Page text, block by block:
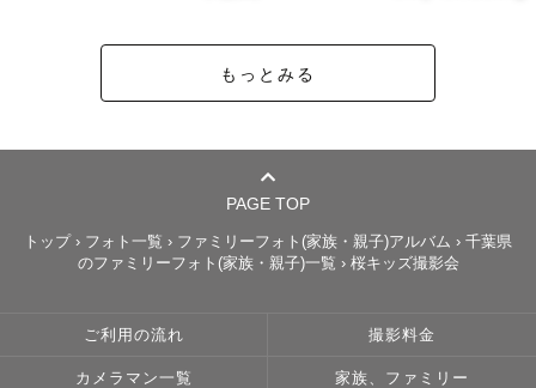
もっとみる
PAGE TOP
トップ › フォト一覧 › ファミリーフォト(家族・親子)アルバム › 千葉県
のファミリーフォト(家族・親子)一覧 › 桜キッズ撮影会
ご利用の流れ 撮影料金
カメラマン一覧 家族、ファミリー